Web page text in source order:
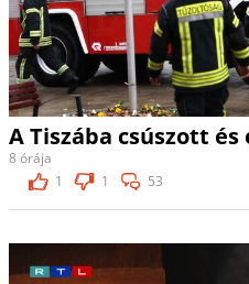
A Tiszába csúszott
8 órája
1
1 53